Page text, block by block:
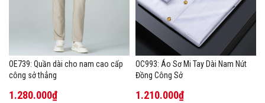
OE739: Quần dài cho nam cao cấp
công sở thẳng
1.280.000₫
OC993: Áo Sơ Mi Tay Dài Nam Nút
Đồng Công Sở
1.210.000₫